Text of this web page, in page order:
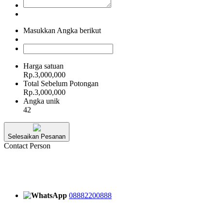
Masukkan Angka berikut
Harga satuan
Rp.3,000,000
Total Sebelum Potongan
Rp.3,000,000
Angka unik
42
Selesaikan Pesanan
Contact Person
08882200888